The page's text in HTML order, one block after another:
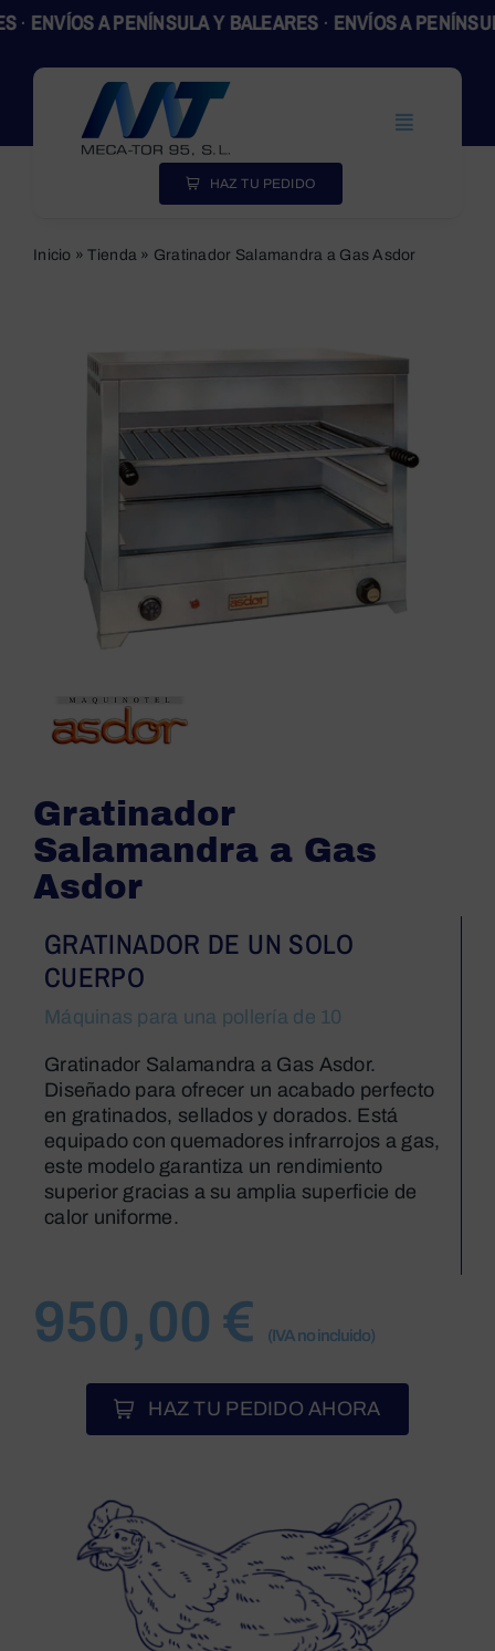
Skip
to
content
ENVÍOS A PENÍNSULA Y BALEARES·ENVÍOS A
Toggle
Contacto
HAZ TU PEDIDO
Inicio »Tienda » Gratinador Salamandra a Gas Asdor
Gratinador
Salamandra a Gas
Asdor
GRATINADOR DE UN SOLO
CUERPO
Máquinas para una pollería de 10
Gratinador Salamandra a Gas Asdor.
Diseñado para ofrecer un acabado perfecto
en gratinados, sellados y dorados. Está
equipado con quemadores infrarrojos a gas,
este modelo garantiza un rendimiento
superior gracias a su amplia superficie de
calor uniforme.
950,00 € (IVA no incluido)
HAZ TU PEDIDO AHORA